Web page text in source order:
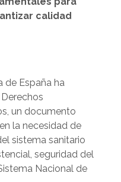
calidad
de España ha
un documento
la necesidad de
sistema sanitario
seguridad del
Nacional de